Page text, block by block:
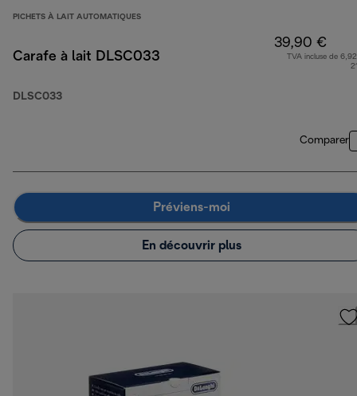
PICHETS À LAIT AUTOMATIQUES
Carafe à lait DLSC033
DLSC033
39,90 €
TVA incluse de
Comparer
Préviens-moi
En découvrir plus